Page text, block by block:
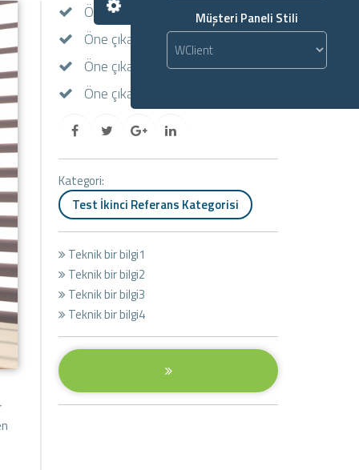
Müşteri Paneli Stili
Öne çıkan bir özellik1
Öne çıkan bir özellik2
Öne çıkan bir özellik3
Öne çıkan bir özellik4
Kategori:
Test İkinci Referans Kategorisi
Teknik bir bilgi1
Teknik bir bilgi2
Teknik bir bilgi3
Teknik bir bilgi4